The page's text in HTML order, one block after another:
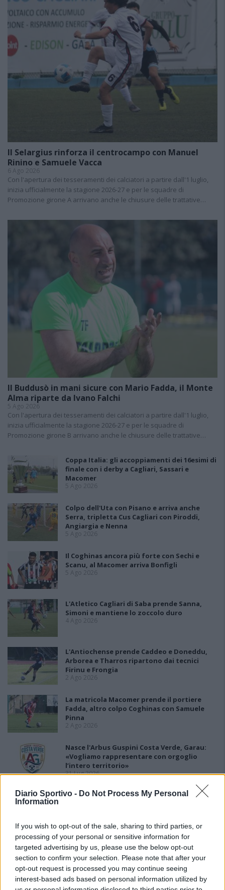
Diario Sportivo - Do Not Process My Personal
Information
If you wish to opt-out of the sale, sharing to third parties, or
processing of your personal or sensitive information for
targeted advertising by us, please use the below opt-out
section to confirm your selection. Please note that after your
opt-out request is processed you may continue seeing
interest-based ads based on personal information utilized by
Il Selargius rinforza il centrocampo con Manuel
Rinino e Samuele Vacca
6 Ago 2026
Con l'apertura dei tesseramenti dei calciatori a partire dall'1 luglio,
inizia ufficialmente la stagione 2026-27 e per le squadre di
Promozione girone A arrivano anche le chiusure delle trattative…
Il Buddusò in mani sicure con Mario Fadda, il Monte
Alma riparte da Ivano Falchi
5 Ago 2026
Con l'apertura dei tesseramenti dei calciatori a partire dall'1 luglio,
inizia ufficialmente la stagione 2026-27 e per le squadre di
Promozione girone B arrivano anche le chiusure delle trattative…
Coppa Italia: gli accoppiamenti dei 16esimi di
finale con i derby a Cagliari, Sassari e
Macomer
5 Ago 2026
Colpo dell'Uta con Pisano e arriva anche
Serra, tripletta Cus Cagliari con Piroddi,
Angiargia e Nenna
5 Ago 2026
Il Coghinas ancora più forte con Sechi e
Scanu, al Macomer arriva Bonfigli
5 Ago 2026
L'Atletico Cagliari di Saba prende Sanna,
Simoni e mantiene lo zoccolo duro
4 Ago 2026
L'Antiochense prende Caddeo e Doneddu,
Arborea e Tharros ripartono dai tecnici
Firinu e Frongia
2 Ago 2026
La matricola Macomer prende il portiere
Fadda, altro colpo Coghinas con Samuele
Pinna
2 Ago 2026
Nasce l'Arbus Guspini Costa Verde, Garau:
«Vogliamo rappresentare con orgoglio
l’intero territorio»
31 Lug 2026
Il Sant'Elena si riprende il difensore Mancusi